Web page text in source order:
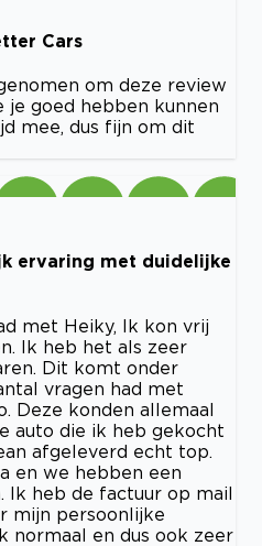
Cars
om deze review
je goed hebben kunnen
mee, dus fijn om dit
ervaring met duidelijke
met Heiky, Ik kon vrij
Ik heb het als zeer
Dit komt onder
vragen had met
Deze konden allemaal
auto die ik heb gekocht
afgeleverd echt top.
en we hebben een
Ik heb de factuur op mail
mijn persoonlijke
normaal en dus ook zeer